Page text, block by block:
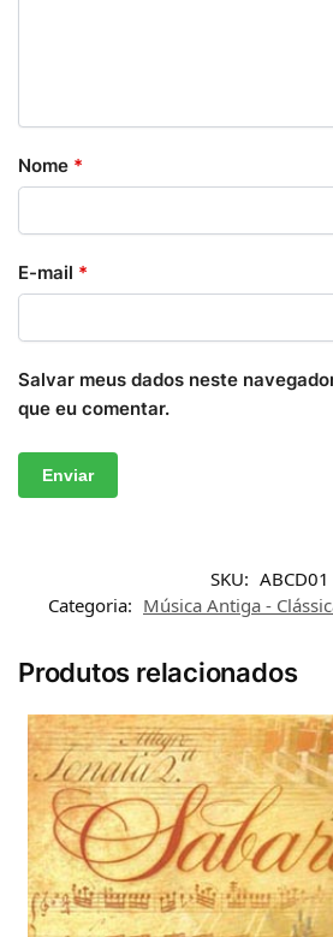
Nome *
E-mail *
Salvar meus dados neste
que eu comentar.
SKU: ABCD01
Categoria: Música Antiga -
Produtos relacionados